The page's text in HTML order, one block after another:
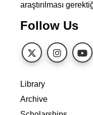
araştırılması
Follow Us
Library
Archive